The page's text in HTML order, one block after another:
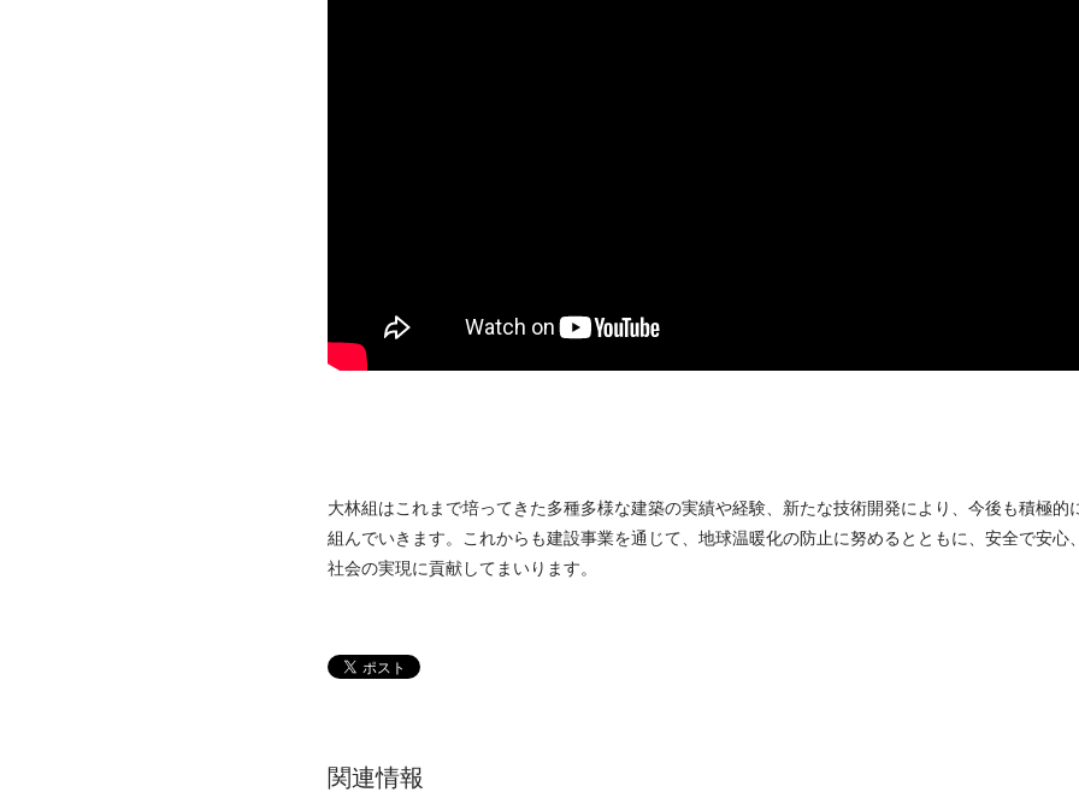
大林組はこれまで培ってきた多種多様な建築の実績や経験、新たな技術開発により、今後も積極的
組んでいきます。これからも建設事業を通じて、地球温暖化の防止に努めるとともに、安全で安心
社会の実現に貢献してまいります。
関連情報